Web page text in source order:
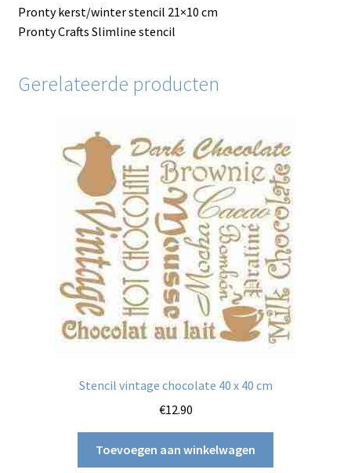
Pronty kerst/winter stencil 21×10 cm
Pronty Crafts Slimline stencil
Gerelateerde producten
Stencil vintage chocolate 40 x 40 cm
€12.90
Toevoegen aan winkelwagen